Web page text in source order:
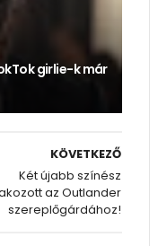
girlie-k már
KÖVETKEZŐ
Két újabb színész
az Outlander
szereplőgárdához!